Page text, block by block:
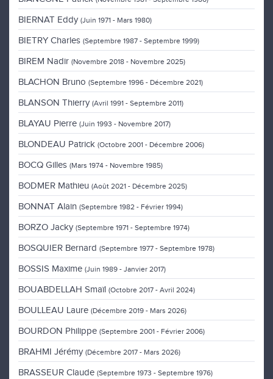
BIERNAT Eddy (Juin 1971 - Mars 1980)
BIETRY Charles (Septembre 1987 - Septembre 1999)
BIREM Nadir (Novembre 2018 - Novembre 2025)
BLACHON Bruno (Septembre 1996 - Décembre 2021)
BLANSON Thierry (Avril 1991 - Septembre 2011)
BLAYAU Pierre (Juin 1993 - Novembre 2017)
BLONDEAU Patrick (Octobre 2001 - Décembre 2006)
BOCQ Gilles (Mars 1974 - Novembre 1985)
BODMER Mathieu (Août 2021 - Décembre 2025)
BONNAT Alain (Septembre 1982 - Février 1994)
BORZO Jacky (Septembre 1971 - Septembre 1974)
BOSQUIER Bernard (Septembre 1977 - Septembre 1978)
BOSSIS Maxime (Juin 1989 - Janvier 2017)
BOUABDELLAH Smaïl (Octobre 2017 - Avril 2024)
BOULLEAU Laure (Décembre 2019 - Mars 2026)
BOURDON Philippe (Septembre 2001 - Février 2006)
BRAHMI Jérémy (Décembre 2017 - Mars 2026)
BRASSEUR Claude (Septembre 1973 - Septembre 1976)